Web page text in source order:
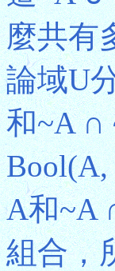
麼共有
論域U
和~A ∩
A和~A
組合，